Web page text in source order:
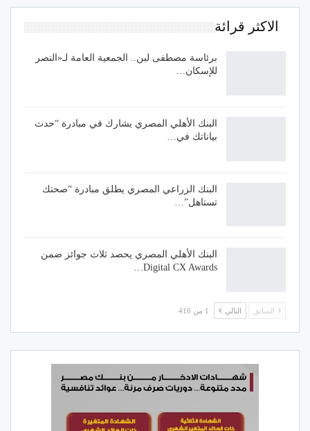
الاكثر قرائة
برئاسة مصطفى لبن.. الجمعية العامة لـ«النصر
للإسكان…
البنك الأهلي المصري يشارك في مبادرة “حدث
بياناتك في…
البنك الزراعي المصري يطلق مبادرة “صحتك
تستاهل”…
البنك الأهلي المصري يحصد ثلاث جوائز ضمن
Digital CX Awards…
السابق التالي 1 من 416